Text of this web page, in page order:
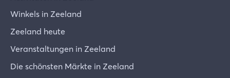
Schäden oder beschädigten Geräten des
zu melden, damit wir gemeinsam eine Lösung
finden können. Bitte vermerken Sie ein
zerbrochenes Glas oder Ähnliches auf der Karte,
Winkels in Zeeland
Zeeland heute
Veranstaltungen in Zeeland
Die schönsten Märkte in Zeeland